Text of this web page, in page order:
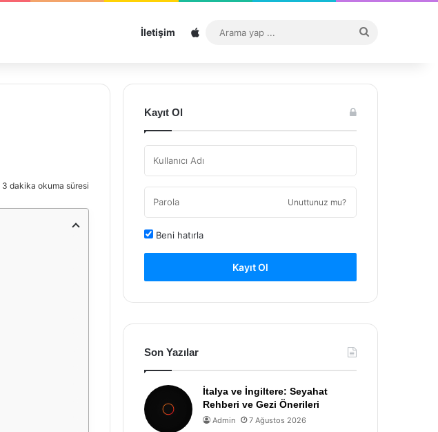
İletişim Sitemap
...
3 dakika okuma süresi
Kayıt Ol
Unuttunuz mu?
Beni hatırla
Kayıt Ol
Son Yazılar
İtalya ve İngiltere: Seyahat
Rehberi ve Gezi Önerileri
Admin 7 Ağustos 2026